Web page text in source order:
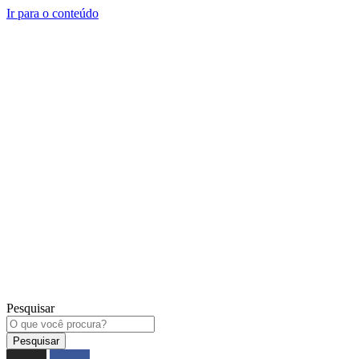
Ir para o conteúdo
Pesquisar
Pesquisar